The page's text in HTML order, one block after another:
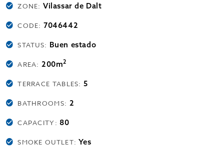
ZONE:Vilassar de Dalt
CODE:7046442
STATUS: Buen estado
AREA:200m2
TERRACE TABLES:5
BATHROOMS: 2
CAPACITY:80
SMOKE OUTLET:Yes